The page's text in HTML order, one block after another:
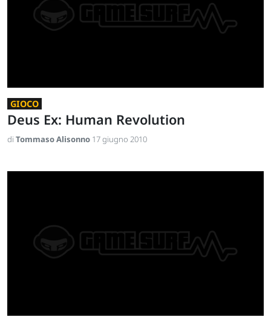
GIOCO
Deus Ex: Human Revolution
di Tommaso Alisonno 17 giugno 2010